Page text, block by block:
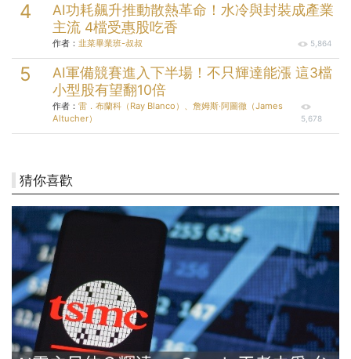
AI功耗飆升推動散熱革命！水冷與封裝成產業
主流 4檔受惠股吃香
作者： 韭菜畢業班-叔叔 5,864
AI軍備競賽進入下半場！不只輝達能漲 這3檔
小型股有望翻10倍
作者： 雷．布蘭科（Ray Blanco）、詹姆斯‧阿圖徹（James
Altucher）
5,678
猜你喜歡